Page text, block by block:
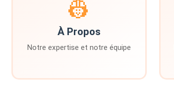
👷
À Propos
Notre expertise et notre équipe